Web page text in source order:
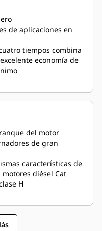
de aplicaciones en
tiempos combina
economía de
del motor
de gran
características de
diésel Cat
H